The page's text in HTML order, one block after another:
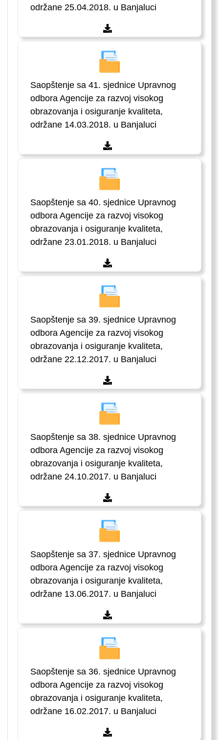
održane 25.04.2018. u Banjaluci
Saopštenje sa 41. sjednice Upravnog
odbora Agencije za razvoj visokog
obrazovanja i osiguranje kvaliteta,
održane 14.03.2018. u Banjaluci
Saopštenje sa 40. sjednice Upravnog
odbora Agencije za razvoj visokog
obrazovanja i osiguranje kvaliteta,
održane 23.01.2018. u Banjaluci
Saopštenje sa 39. sjednice Upravnog
odbora Agencije za razvoj visokog
obrazovanja i osiguranje kvaliteta,
održane 22.12.2017. u Banjaluci
Saopštenje sa 38. sjednice Upravnog
odbora Agencije za razvoj visokog
obrazovanja i osiguranje kvaliteta,
održane 24.10.2017. u Banjaluci
Saopštenje sa 37. sjednice Upravnog
odbora Agencije za razvoj visokog
obrazovanja i osiguranje kvaliteta,
održane 13.06.2017. u Banjaluci
Saopštenje sa 36. sjednice Upravnog
odbora Agencije za razvoj visokog
obrazovanja i osiguranje kvaliteta,
održane 16.02.2017. u Banjaluci